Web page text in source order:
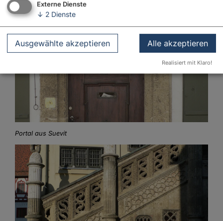
Portal aus Suevit
Externe Dienste
↓ 2 Dienste
Ausgewählte akzeptieren Alle akzeptieren
Realisiert mit Klaro!